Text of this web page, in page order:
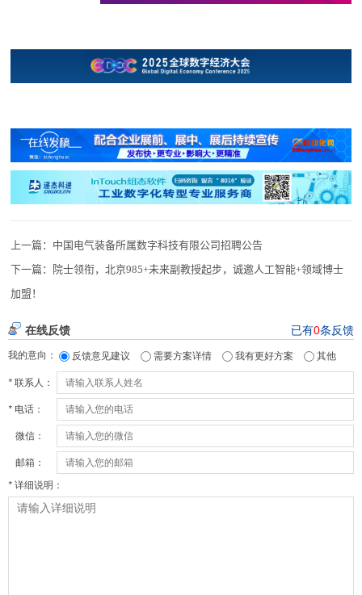
上一篇： 中国电气装备所属数字科技有限公司招聘公告
下一篇：
院士领衔，北京985+未来副教授起步，诚邀人工智能+领域博士
加盟！